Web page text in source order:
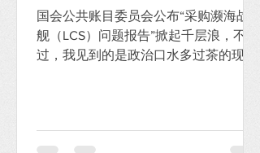
国会公共账目委员会公布“采购濒海战斗
舰（LCS）问题报告”掀起千层浪，不
过，我见到的是政治口水多过茶的现
观点如下：...